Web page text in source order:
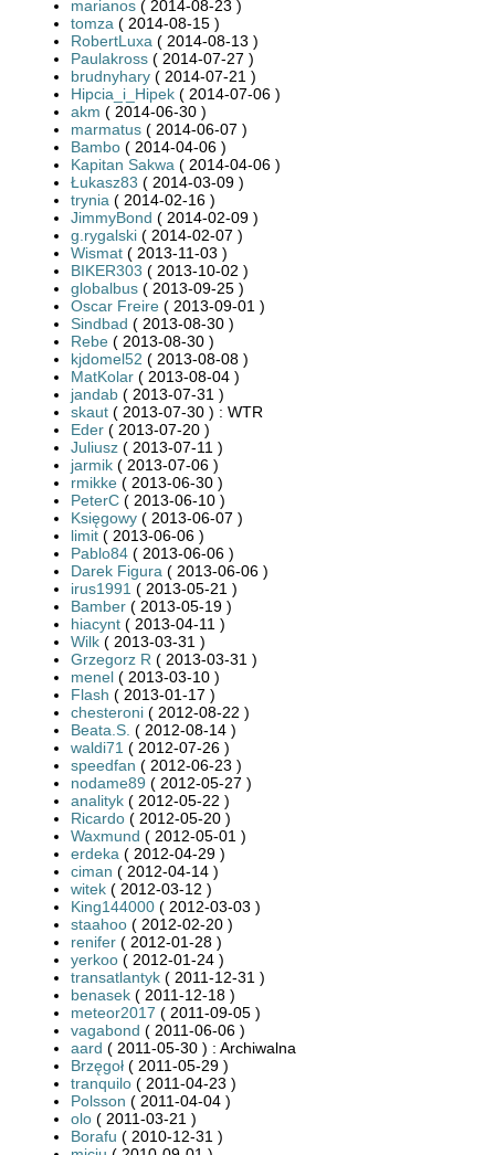
marianos ( 2014-08-23 )
tomza ( 2014-08-15 )
RobertLuxa ( 2014-08-13 )
Paulakross ( 2014-07-27 )
brudnyhary ( 2014-07-21 )
Hipcia_i_Hipek ( 2014-07-06 )
akm ( 2014-06-30 )
marmatus ( 2014-06-07 )
Bambo ( 2014-04-06 )
Kapitan Sakwa ( 2014-04-06 )
Łukasz83 ( 2014-03-09 )
trynia ( 2014-02-16 )
JimmyBond ( 2014-02-09 )
g.rygalski ( 2014-02-07 )
Wismat ( 2013-11-03 )
BIKER303 ( 2013-10-02 )
globalbus ( 2013-09-25 )
Oscar Freire ( 2013-09-01 )
Sindbad ( 2013-08-30 )
Rebe ( 2013-08-30 )
kjdomel52 ( 2013-08-08 )
MatKolar ( 2013-08-04 )
jandab ( 2013-07-31 )
skaut ( 2013-07-30 ) : WTR
Eder ( 2013-07-20 )
Juliusz ( 2013-07-11 )
jarmik ( 2013-07-06 )
rmikke ( 2013-06-30 )
PeterC ( 2013-06-10 )
Księgowy ( 2013-06-07 )
limit ( 2013-06-06 )
Pablo84 ( 2013-06-06 )
Darek Figura ( 2013-06-06 )
irus1991 ( 2013-05-21 )
Bamber ( 2013-05-19 )
hiacynt ( 2013-04-11 )
Wilk ( 2013-03-31 )
Grzegorz R ( 2013-03-31 )
menel ( 2013-03-10 )
Flash ( 2013-01-17 )
chesteroni ( 2012-08-22 )
Beata.S. ( 2012-08-14 )
waldi71 ( 2012-07-26 )
speedfan ( 2012-06-23 )
nodame89 ( 2012-05-27 )
analityk ( 2012-05-22 )
Ricardo ( 2012-05-20 )
Waxmund ( 2012-05-01 )
erdeka ( 2012-04-29 )
ciman ( 2012-04-14 )
witek ( 2012-03-12 )
King144000 ( 2012-03-03 )
staahoo ( 2012-02-20 )
renifer ( 2012-01-28 )
yerkoo ( 2012-01-24 )
transatlantyk ( 2011-12-31 )
benasek ( 2011-12-18 )
meteor2017 ( 2011-09-05 )
vagabond ( 2011-06-06 )
aard ( 2011-05-30 ) : Archiwalna
Brzęgoł ( 2011-05-29 )
tranquilo ( 2011-04-23 )
Polsson ( 2011-04-04 )
olo ( 2011-03-21 )
Borafu ( 2010-12-31 )